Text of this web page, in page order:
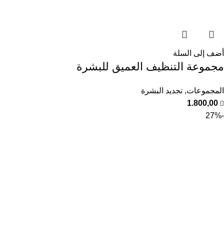
أضف إلى السلة
مجموعة التنظيف العميق للبشرة
المجموعات, تجديد البشرة
1.800,00
-27%